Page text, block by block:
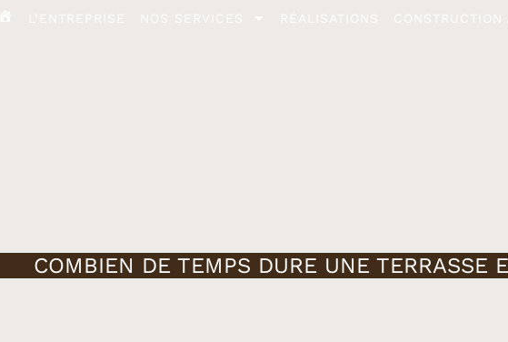
ACCUEIL
L’ENTREPRISE NOS SERVICES RÉALISATIONS CONSTRUCTION
COMBIEN DE TEMPS DURE UNE TERRASSE